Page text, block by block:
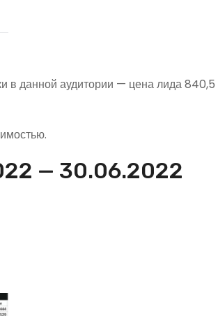
в данной аудитории — цена лида 840,5
— 30.06.2022